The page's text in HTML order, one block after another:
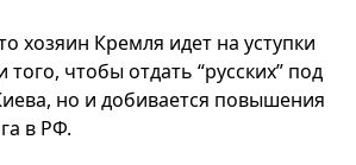
хозяин Кремля идет на уступки
того, чтобы отдать “русских” под
но и добивается повышения
в РФ.